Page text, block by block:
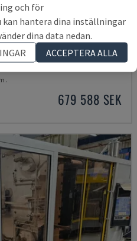
679 588 SEK
och för
kan hantera dina inställningar
dina data nedan.
ACCEPTERA ALLA